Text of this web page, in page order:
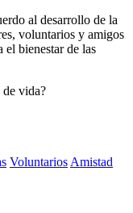
al desarrollo de la
voluntarios y amigos
el bienestar de las
vida?
Voluntarios Amistad